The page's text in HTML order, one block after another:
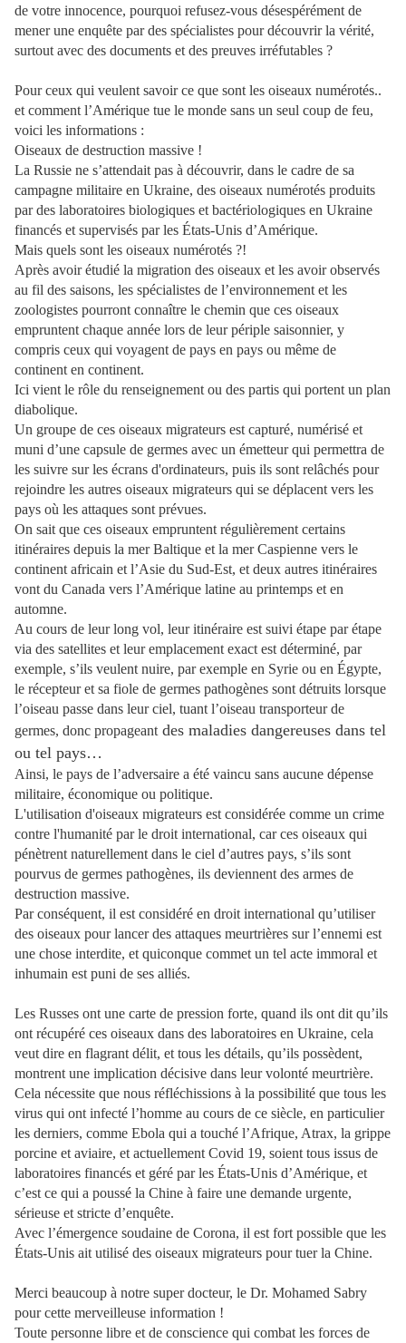
de votre innocence, pourquoi refusez-vous désespérément de
mener une enquête par des spécialistes pour découvrir la vérité,
surtout avec des documents et des preuves irréfutables ?
Pour ceux qui veulent savoir ce que sont les oiseaux numérotés..
et comment l’Amérique tue le monde sans un seul coup de feu,
voici les informations :
Oiseaux de destruction massive !
La Russie ne s’attendait pas à découvrir, dans le cadre de sa
campagne militaire en Ukraine, des oiseaux numérotés produits
par des laboratoires biologiques et bactériologiques en Ukraine
financés et supervisés par les États-Unis d’Amérique.
Mais quels sont les oiseaux numérotés ?!
Après avoir étudié la migration des oiseaux et les avoir observés
au fil des saisons, les spécialistes de l’environnement et les
zoologistes pourront connaître le chemin que ces oiseaux
empruntent chaque année lors de leur périple saisonnier, y
compris ceux qui voyagent de pays en pays ou même de
continent en continent.
Ici vient le rôle du renseignement ou des partis qui portent un plan
diabolique.
Un groupe de ces oiseaux migrateurs est capturé, numérisé et
muni d’une capsule de germes avec un émetteur qui permettra de
les suivre sur les écrans d'ordinateurs, puis ils sont relâchés pour
rejoindre les autres oiseaux migrateurs qui se déplacent vers les
pays où les attaques sont prévues.
On sait que ces oiseaux empruntent régulièrement certains
itinéraires depuis la mer Baltique et la mer Caspienne vers le
continent africain et l’Asie du Sud-Est, et deux autres itinéraires
vont du Canada vers l’Amérique latine au printemps et en
automne.
Au cours de leur long vol, leur itinéraire est suivi étape par étape
via des satellites et leur emplacement exact est déterminé, par
exemple, s’ils veulent nuire, par exemple en Syrie ou en Égypte,
le récepteur et sa fiole de germes pathogènes sont détruits lorsque
l’oiseau passe dans leur ciel, tuant l’oiseau transporteur de
germes, donc propageant des maladies dangereuses dans tel
ou tel pays…
Ainsi, le pays de l’adversaire a été vaincu sans aucune dépense
militaire, économique ou politique.
L'utilisation d'oiseaux migrateurs est considérée comme un crime
contre l'humanité par le droit international, car ces oiseaux qui
pénètrent naturellement dans le ciel d’autres pays, s’ils sont
pourvus de germes pathogènes, ils deviennent des armes de
destruction massive.
Par conséquent, il est considéré en droit international qu’utiliser
des oiseaux pour lancer des attaques meurtrières sur l’ennemi est
une chose interdite, et quiconque commet un tel acte immoral et
inhumain est puni de ses alliés.
Les Russes ont une carte de pression forte, quand ils ont dit qu’ils
ont récupéré ces oiseaux dans des laboratoires en Ukraine, cela
veut dire en flagrant délit, et tous les détails, qu’ils possèdent,
montrent une implication décisive dans leur volonté meurtrière.
Cela nécessite que nous réfléchissions à la possibilité que tous les
virus qui ont infecté l’homme au cours de ce siècle, en particulier
les derniers, comme Ebola qui a touché l’Afrique, Atrax, la grippe
porcine et aviaire, et actuellement Covid 19, soient tous issus de
laboratoires financés et géré par les États-Unis d’Amérique, et
c’est ce qui a poussé la Chine à faire une demande urgente,
sérieuse et stricte d’enquête.
Avec l’émergence soudaine de Corona, il est fort possible que les
États-Unis ait utilisé des oiseaux migrateurs pour tuer la Chine.
Merci beaucoup à notre super docteur, le Dr. Mohamed Sabry
pour cette merveilleuse information !
Toute personne libre et de conscience qui combat les forces de